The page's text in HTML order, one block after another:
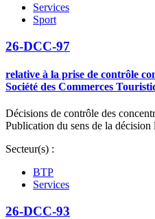
Services
Sport
26-DCC-97
relative à la prise de contrôle
Société des Commerces
Décisions de contrôle des
Publication du sens de la
Secteur(s) :
BTP
Services
26-DCC-93